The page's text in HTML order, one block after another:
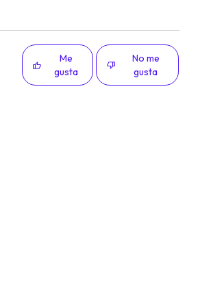
Me
gusta
No me
gusta